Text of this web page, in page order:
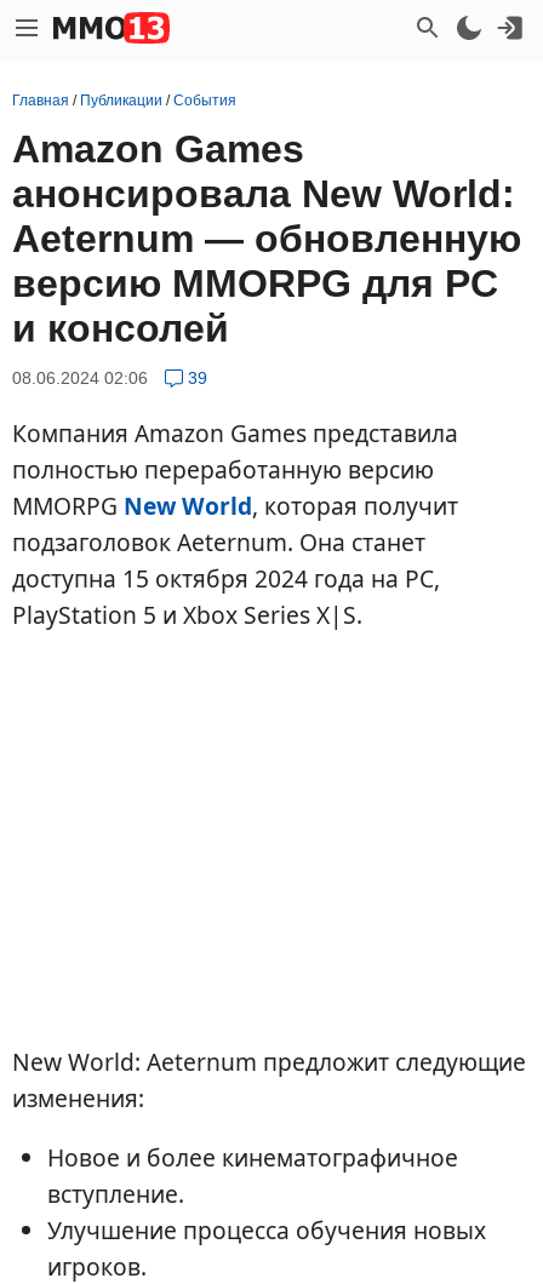
Главная / Публикации /События
Amazon Games
анонсировала New World:
Aeternum — обновленную
версию MMORPG для PC
и консолей
08.06.2024 02:06 39
Компания Amazon Games представила
полностью переработанную версию
MMORPG New World, которая получит
подзаголовок Aeternum. Она станет
доступна 15 октября 2024 года на PC,
PlayStation 5 и Xbox Series X|S.
New World: Aeternum предложит следующие
изменения:
Новое и более кинематографичное
вступление.
Улучшение процесса обучения новых
игроков.